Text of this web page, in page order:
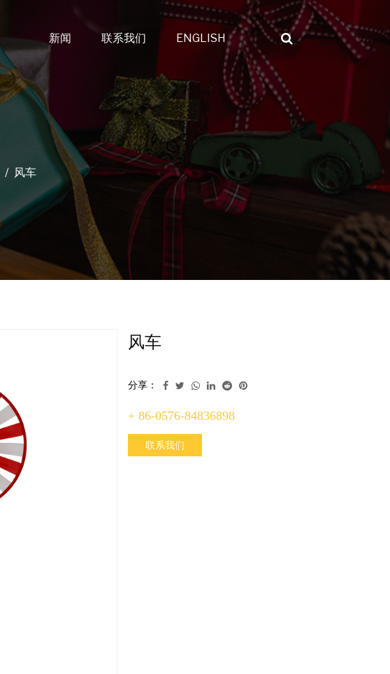
新闻 联系我们 ENGLISH
/ 风车
风车
分享：
+ 86-0576-84836898
联系我们